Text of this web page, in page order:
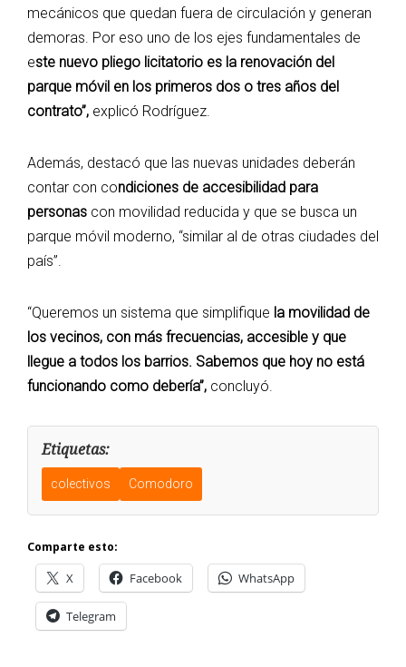
mecánicos que quedan fuera de circulación y generan
demoras. Por eso uno de los ejes fundamentales de
este nuevo pliego licitatorio es la renovación del
parque móvil en los primeros dos o tres años del
contrato”, explicó Rodríguez.
Además, destacó que las nuevas unidades deberán
contar con condiciones de accesibilidad para
personas con movilidad reducida y que se busca un
parque móvil moderno, “similar al de otras ciudades del
país”.
“Queremos un sistema que simplifique la movilidad de
los vecinos, con más frecuencias, accesible y que
llegue a todos los barrios. Sabemos que hoy no está
funcionando como debería”, concluyó.
Etiquetas:
colectivos Comodoro
Comparte esto:
X Facebook WhatsApp
Telegram